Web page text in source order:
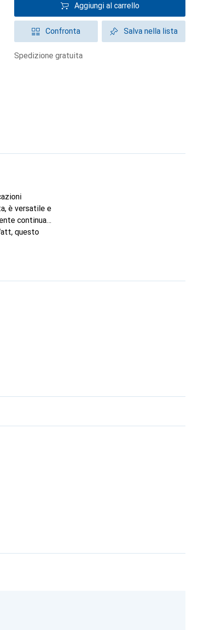
Aggiungi al carrello
Confronta Salva nella lista
spedizione gratuita
è versatile e
continua
questo
hardware e